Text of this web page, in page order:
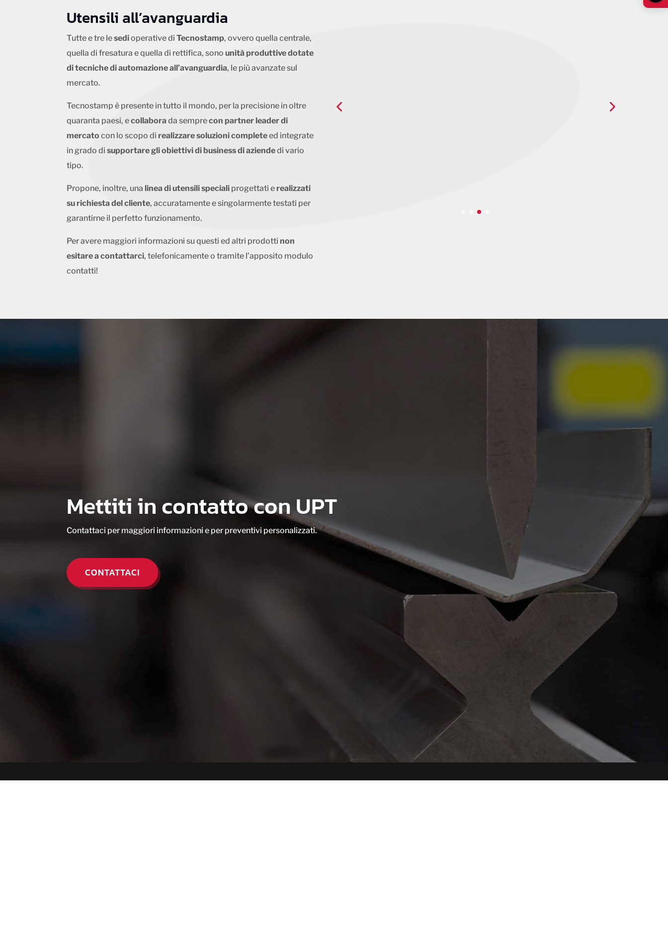
Utensili all’avanguardia
Tutte e tre lesedioperative di Tecnostamp, ovvero quella centrale,
quella di fresatura e quella di rettifica, sono unità produttive dotate
di tecniche di automazione all’avanguardia, le più avanzate sul
mercato.
Tecnostamp è presente in tutto il mondo, per la precisione in oltre
quaranta paesi, ecollabora da semprecon partner leader di
mercato con lo scopo di realizzare soluzioni completeed integrate
in grado di supportare gli obiettivi di business di aziendedi vario
tipo.
Propone, inoltre, una linea di utensili speciali progettati e realizzati
su richiesta del cliente, accuratamente e singolarmente testati per
garantirne il perfetto funzionamento.
Per avere maggiori informazioni su questi ed altri prodotti non
esitare a contattarci, telefonicamente o tramite l’apposito modulo
contatti!
Mettiti in contatto con UPT
Contattaci per maggiori informazioni e per preventivi personalizzati.
CONTATTACI